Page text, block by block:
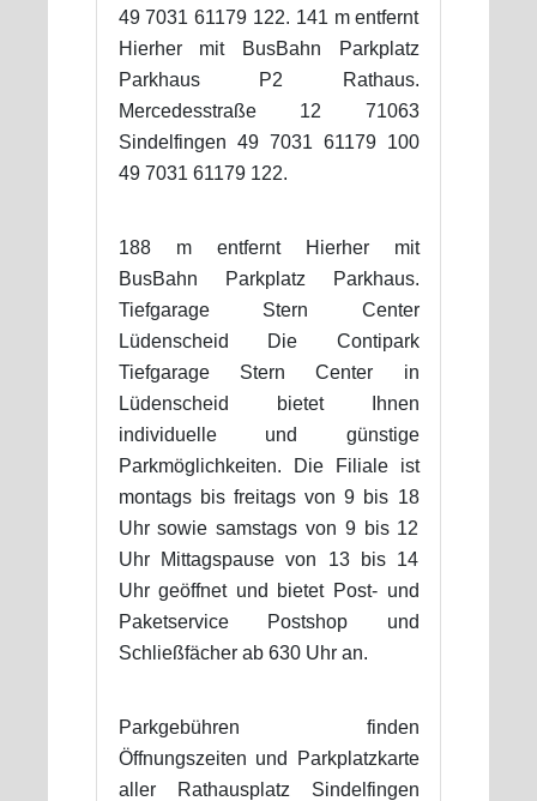
49 7031 61179 122. 141 m entfernt
Hierher mit BusBahn Parkplatz
Parkhaus P2 Rathaus.
Mercedesstraße 12 71063
Sindelfingen 49 7031 61179 100
49 7031 61179 122.
188 m entfernt Hierher mit
BusBahn Parkplatz Parkhaus.
Tiefgarage Stern Center
Lüdenscheid Die Contipark
Tiefgarage Stern Center in
Lüdenscheid bietet Ihnen
individuelle und günstige
Parkmöglichkeiten. Die Filiale ist
montags bis freitags von 9 bis 18
Uhr sowie samstags von 9 bis 12
Uhr Mittagspause von 13 bis 14
Uhr geöffnet und bietet Post- und
Paketservice Postshop und
Schließfächer ab 630 Uhr an.
Parkgebühren finden
Öffnungszeiten und Parkplatzkarte
aller Rathausplatz Sindelfingen